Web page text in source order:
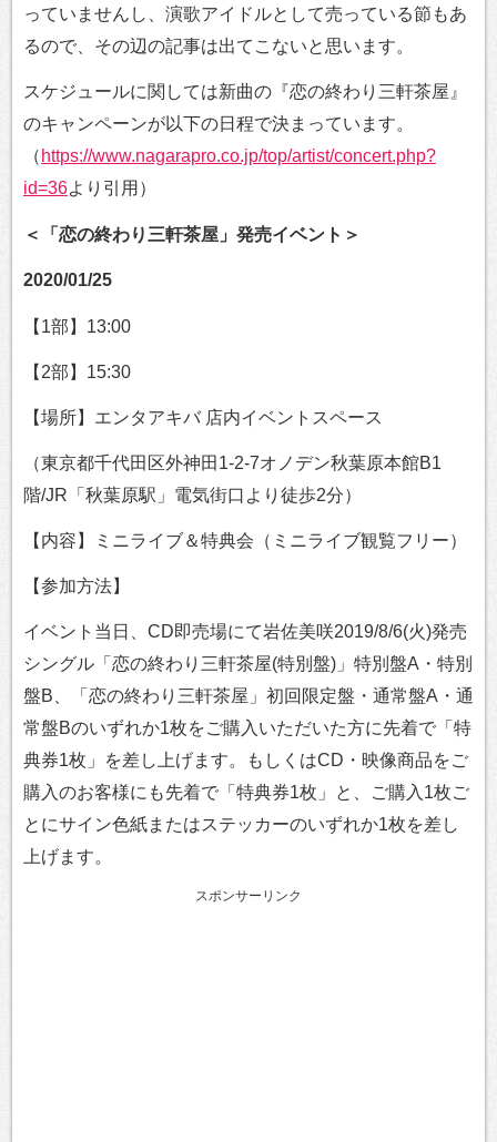
っていませんし、演歌アイドルとして売っている節もあ
るので、その辺の記事は出てこないと思います。
スケジュールに関しては新曲の『恋の終わり三軒茶屋』
のキャンペーンが以下の日程で決まっています。
（ https://www.nagarapro.co.jp/top/artist/concert.php?
id=36より引用）
＜「恋の終わり三軒茶屋」発売イベント＞
2020/01/25
【1部】13:00
【2部】15:30
【場所】エンタアキバ 店内イベントスペース
（東京都千代田区外神田1-2-7オノデン秋葉原本館B1
階/JR「秋葉原駅」電気街口より徒歩2分）
【内容】ミニライブ＆特典会（ミニライブ観覧フリー）
【参加方法】
イベント当日、CD即売場にて岩佐美咲2019/8/6(火)発売
シングル「恋の終わり三軒茶屋(特別盤)」特別盤A・特別
盤B、「恋の終わり三軒茶屋」初回限定盤・通常盤A・通
常盤Bのいずれか1枚をご購入いただいた方に先着で「特
典券1枚」を差し上げます。もしくはCD・映像商品をご
購入のお客様にも先着で「特典券1枚」と、ご購入1枚ご
とにサイン色紙またはステッカーのいずれか1枚を差し
上げます。
スポンサーリンク